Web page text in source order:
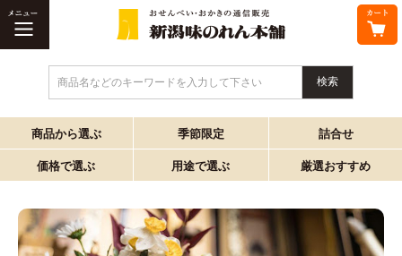
商品名などのキーワードを入力して下さい
商品から選ぶ 季節限定 詰合せ
価格で選ぶ 用途で選ぶ 厳選おすすめ